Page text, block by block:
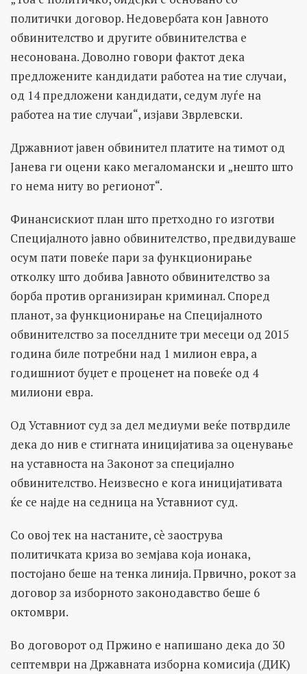
политички договор. Недовербата кон Јавното
обвинителство и другите обвинителства е
несонована. Доволно говори фактот дека
предложените кандидати работеа на тие случаи,
од 14 предложени кандидати, седум луѓе на
работеа на тие случаи“, изјави Зврлевски.
Државниот јавен обвинител платите на тимот од
Јанева ги оцени како мегаломански и „нешто што
го нема ниту во регионот“.
Финансискиот план што претходно го изготви
Специјалното јавно обвинителство, предвидуваше
осум пати повеќе пари за функционирање
отколку што добива Јавното обвинителство за
борба против организиран криминал. Според
планот, за функционирање на Специјалното
обвинителство за поселдните три месеци од 2015
година биле потребни над 1 милион евра, а
годишниот буџет е проценет на повеќе од 4
милиони евра.
Од Уставниот суд за дел медиуми веќе потврдиле
дека до нив е стигната иницијатива за оценување
на уставноста на Законот за специјално
обвинителство. Неизвесно е кога иницијативата
ќе се најде на седница на Уставниот суд.
Со овој тек на настаните, сè заострува
политичката криза во земјава која ионака,
постојано беше на тенка линија. Првично, рокот за
договор за изборното законодавство беше 6
октомври.
Во договорот од Пржино е напишано дека до 30
септември на Државната изборна комисија (ДИК)